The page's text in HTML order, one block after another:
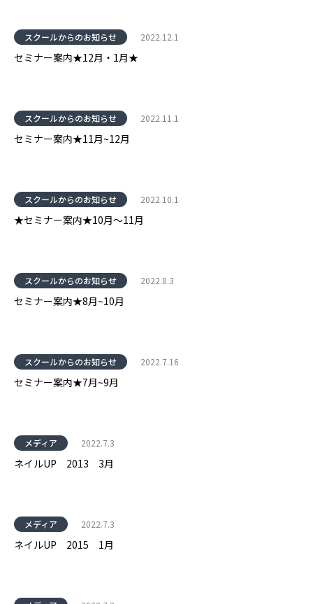
スクールからのお知らせ 2022.12.1
セミナー案内★12月・1月★
スクールからのお知らせ 2022.11.1
セミナー案内★11月~12月
スクールからのお知らせ 2022.10.1
★セミナー案内★10月～11月
スクールからのお知らせ 2022.8.3
セミナー案内★8月~10月
スクールからのお知らせ 2022.7.16
セミナー案内★7月~9月
メディア 2022.7.3
ネイルUP 2013 3月
メディア 2022.7.3
ネイルUP 2015 1月